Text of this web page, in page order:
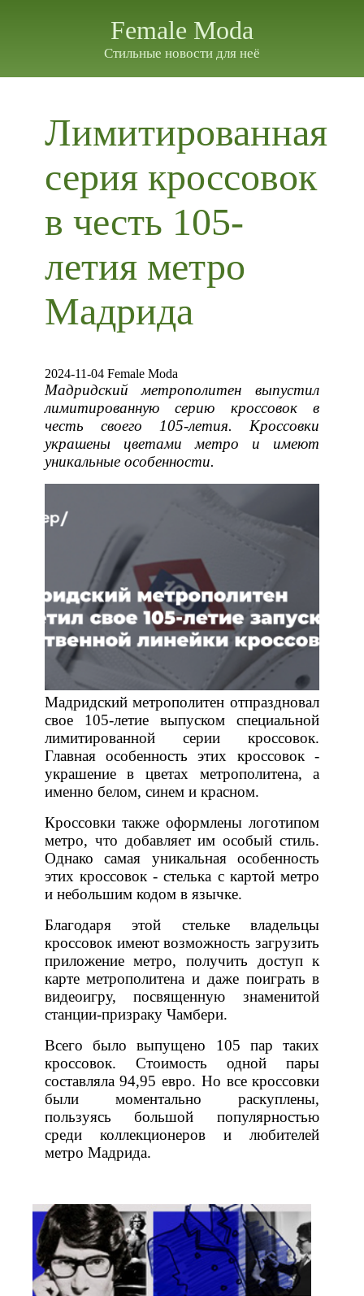
Female Moda
Стильные новости для неё
Лимитированная
серия кроссовок
в честь 105-
летия метро
Мадрида
2024-11-04 Female Moda
Мадридский метрополитен выпустил
лимитированную серию кроссовок в
честь своего 105-летия. Кроссовки
украшены цветами метро и имеют
уникальные особенности.
Мадридский метрополитен отпраздновал
свое 105-летие выпуском специальной
лимитированной серии кроссовок.
Главная особенность этих кроссовок -
украшение в цветах метрополитена, а
именно белом, синем и красном.
Кроссовки также оформлены логотипом
метро, что добавляет им особый стиль.
Однако самая уникальная особенность
этих кроссовок - стелька с картой метро
и небольшим кодом в язычке.
Благодаря этой стельке владельцы
кроссовок имеют возможность загрузить
приложение метро, получить доступ к
карте метрополитена и даже поиграть в
видеоигру, посвященную знаменитой
станции-призраку Чамбери.
Всего было выпущено 105 пар таких
кроссовок. Стоимость одной пары
составляла 94,95 евро. Но все кроссовки
были моментально раскуплены,
пользуясь большой популярностью
среди коллекционеров и любителей
метро Мадрида.